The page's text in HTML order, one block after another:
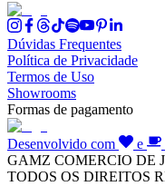
Dúvidas Frequentes
Política de Privacidade
Termos de Uso
Showrooms
Formas de pagamento
Desenvolvido com e
GAMZ COMERCIO DE
TODOS OS DIREITOS